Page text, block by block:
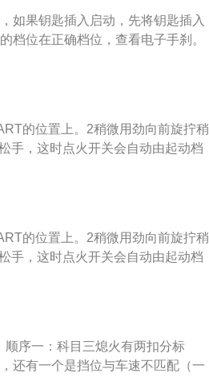
试、起步、直线行驶、加减挡位操
口左转弯、路口右转弯、通过人行
车、超车、掉头、夜间行驶。
如果钥匙插入启动，先将钥匙插入
档位在正确档位，查看电子手刹。
源，然车辆先通电自检，保证没有
动机热车。
的位置上。2稍微用劲向前旋拧稍
手，这时点火开关会自动由起动档
后，要注意观察各仪表的指示情
除故障后再继续起动。
的位置上。2稍微用劲向前旋拧稍
手，这时点火开关会自动由起动档
后，要注意观察各仪表的指示情
因，排除故障后再继续起动。
顺序一：科目三熄火有两扣分标
还有一个是挡位与车速不匹配（一